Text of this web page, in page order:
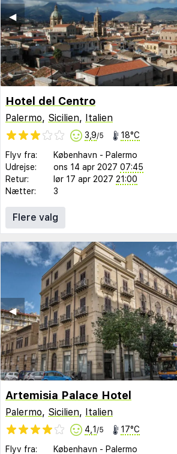
◀︎
Hotel del Centro
Palermo, Sicilien, Italien
3,9/5 18°C
Flyv fra: København - Palermo
Udrejse:
ons 14 apr 2027 07:45
Retur:
lør 17 apr 2027 21:00
Nætter:
3
Flere valg
◀︎
Artemisia Palace Hotel
Palermo, Sicilien, Italien
4,1 /5 17°C
Flyv fra: København - Palermo